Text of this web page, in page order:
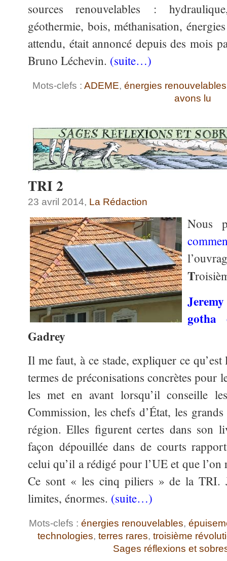
sources renouvelables :
géothermie, bois, méthanisation,
attendu, était annoncé depuis des mois
Bruno Léchevin. (suite…)
Mots-clefs : ADEME, énergies renouvelables
avons lu
TRI 2
23 avril 2014, La Rédaction
Nous
T
gotha
Gadrey
Il me faut, à ce stade, expliquer ce
termes de préconisations concrètes pour
les met en avant lorsqu’il conseille
Commission, les chefs d’État, les
région. Elles figurent certes dans son
façon dépouillée dans de courts
celui qu’il a rédigé pour l’UE et que
Ce sont « les cinq piliers » de la TRI.
limites, énormes. (suite…)
Mots-clefs : énergies renouvelables,
technologies, terres rares, troisième
Sages réflexions et